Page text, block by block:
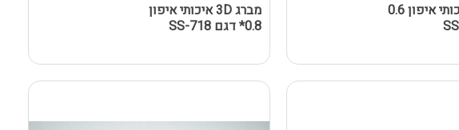
מברג 3D איכותי איפון 0.6
מברג 3D איכותי איפון
0.8* דגם SS-718